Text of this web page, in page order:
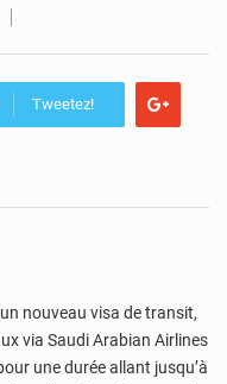
Tweetez!
nouveau visa de transit,
via Saudi Arabian Airlines
une durée allant jusqu’à